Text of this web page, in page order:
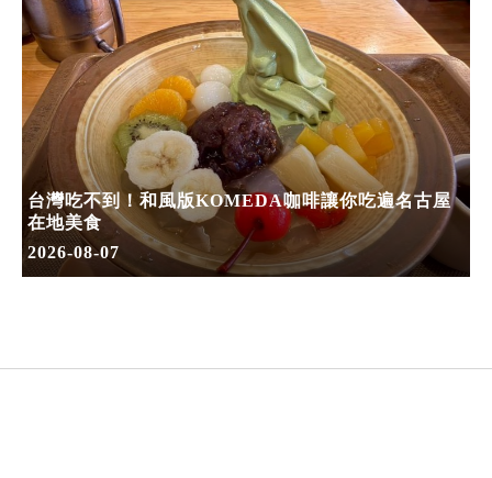
台灣吃不到！和風版KOMEDA咖啡讓你吃遍名古屋
在地美食
2026-08-07